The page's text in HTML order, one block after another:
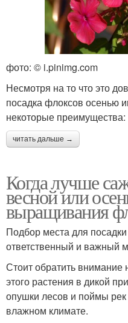
фото: © i.pinimg.com
Несмотря на то что это
посадка флоксов осенью
некоторые преимущества:
читать дальше →
Когда лучше
весной или
выращивания
Подбор места для
ответственный и важный
Стоит обратить
этого растения в дикой
опушки лесов и поймы
влажном климате.